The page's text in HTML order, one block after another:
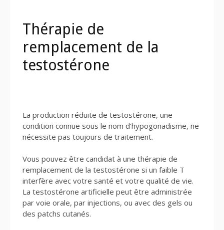
Thérapie de
remplacement de la
testostérone
La production réduite de testostérone, une
condition connue sous le nom d’hypogonadisme, ne
nécessite pas toujours de traitement.
Vous pouvez être candidat à une thérapie de
remplacement de la testostérone si un faible T
interfère avec votre santé et votre qualité de vie.
La testostérone artificielle peut être administrée
par voie orale, par injections, ou avec des gels ou
des patchs cutanés.